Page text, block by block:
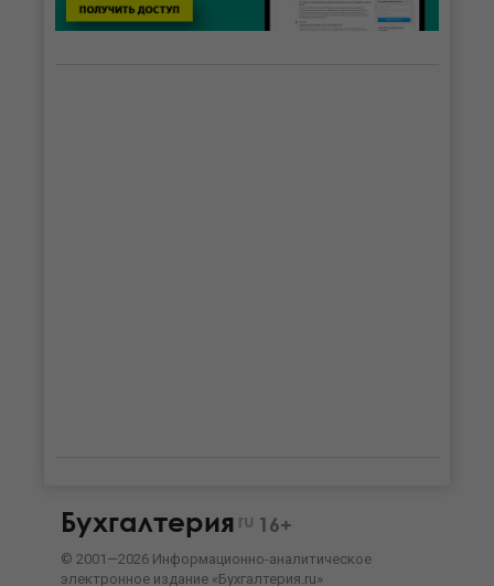
Бухгалтерия ru 16+
© 2001—2026 Информационно-аналитическое
электронное издание «Бухгалтерия.ru»